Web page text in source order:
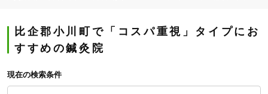
比企郡小川町で「コスパ重視」タイプにお
すすめの鍼灸院
現在の検索条件